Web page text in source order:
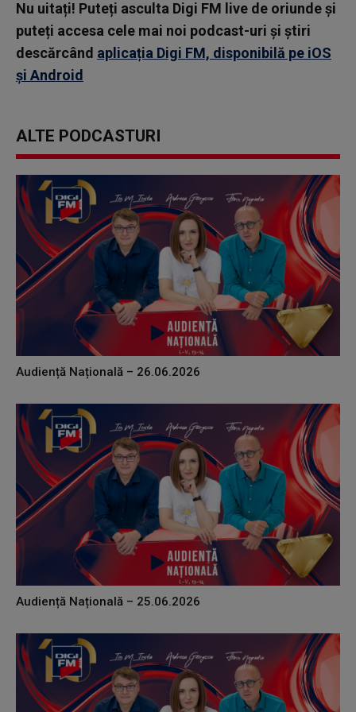
minutes,
Nu uitați! Puteți asculta Digi FM live de oriunde și
puteți accesa cele mai noi podcast-uri și știri
descărcând aplicația Digi FM, disponibilă pe iOS
și Android
ALTE PODCASTURI
Audiență Națională – 26.06.2026
Audiență Națională – 25.06.2026